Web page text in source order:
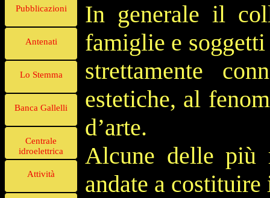
Pubblicazioni
Antenati
Lo Stemma
Banca Gallelli
Centrale
idroelettrica
Attività
In generale il
famiglie e
strettamente
estetiche, al
d’arte.
Alcune delle più
andate a